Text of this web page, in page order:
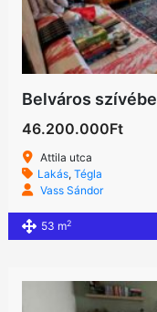
Belváros
46.200.000Ft
Attila utca
Lakás, Tégla
Vass Sándor
53 m2